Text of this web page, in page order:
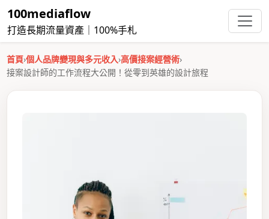
100mediaflow
打造長期流量資產｜100%手札
首頁›個人品牌變現與多元收入›高價接案經營術›
接案設計師的工作流程大公開！從零到英雄的設計旅程